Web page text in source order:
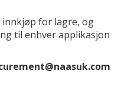
innkjøp for lagre, og
til enhver applikasjon